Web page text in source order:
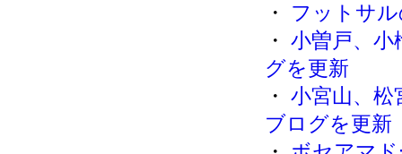
・ フットサ
・ 小曽戸、小
グを更新
・ 小宮山、松
ブログを更新